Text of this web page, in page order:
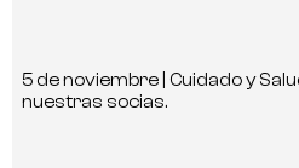
5 de noviembre | Cuidado y
nuestras socias.